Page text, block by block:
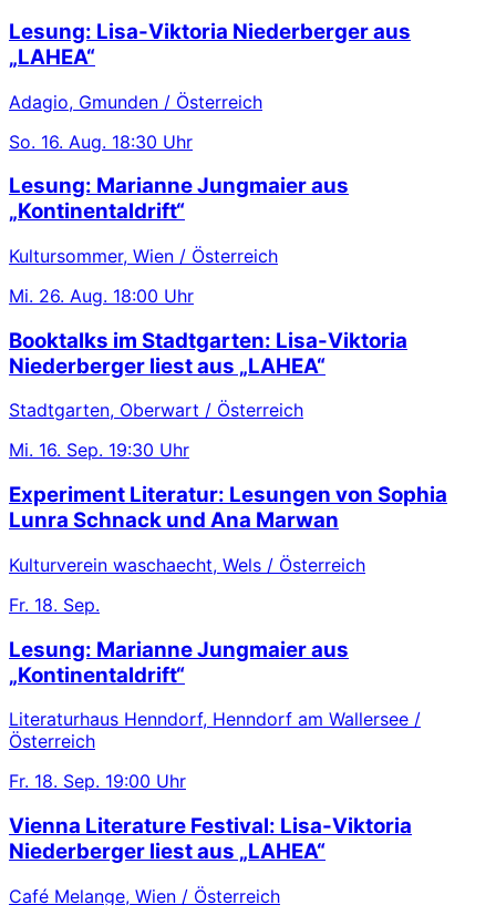
Lesung: Lisa-Viktoria Niederberger aus
„LAHEA“
Adagio, Gmunden / Österreich
So. 16. Aug. 18:30 Uhr
Lesung: Marianne Jungmaier aus
„Kontinentaldrift“
Kultursommer, Wien / Österreich
Mi. 26. Aug. 18:00 Uhr
Booktalks im Stadtgarten: Lisa-Viktoria
Niederberger liest aus „LAHEA“
Stadtgarten, Oberwart / Österreich
Mi. 16. Sep. 19:30 Uhr
Experiment Literatur: Lesungen von Sophia
Lunra Schnack und Ana Marwan
Kulturverein waschaecht, Wels / Österreich
Fr. 18. Sep.
Lesung: Marianne Jungmaier aus
„Kontinentaldrift“
Literaturhaus Henndorf, Henndorf am Wallersee /
Österreich
Fr. 18. Sep. 19:00 Uhr
Vienna Literature Festival: Lisa-Viktoria
Niederberger liest aus „LAHEA“
Café Melange, Wien / Österreich